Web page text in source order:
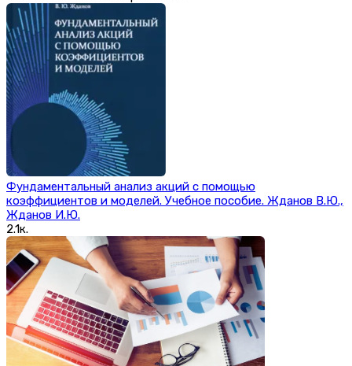
Фундаментальный анализ акций с помощью
коэффициентов и моделей. Учебное пособие. Жданов В.Ю.,
Жданов И.Ю.
2.1к.